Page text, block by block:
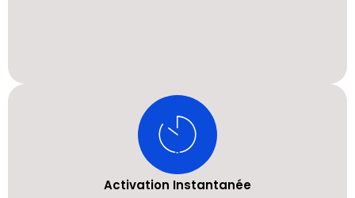
Activation Instantanée